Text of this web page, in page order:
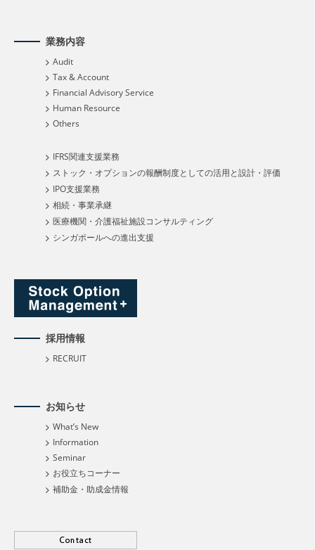
業務内容
Audit
Tax & Account
Financial Advisory Service
Human Resource
Others
IFRS関連支援業務
ストック・オプションの報酬制度としての活用と設計・評価
IPO支援業務
相続・事業承継
医療機関・介護福祉施設コンサルティング
シンガポールへの進出支援
採用情報
RECRUIT
お知らせ
What’s New
Information
Seminar
お役立ちコーナー
補助金・助成金情報